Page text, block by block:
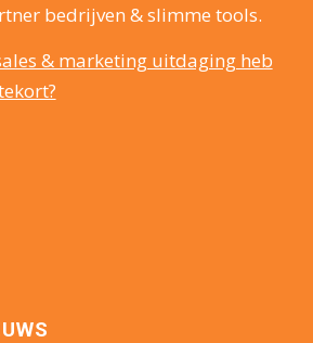
bedrijven & slimme tools.
& marketing uitdaging heb